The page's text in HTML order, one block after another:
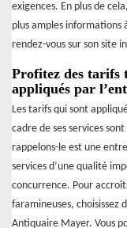
exigences. En plus de
plus amples informations
rendez-vous sur son site
Profitez des tarifs
appliqués par
Les tarifs qui sont
cadre de ses services
rappelons-le est une
services d’une qualité
concurrence. Pour
faramineuses, choisissez
Antiquaire Mayer. Vous